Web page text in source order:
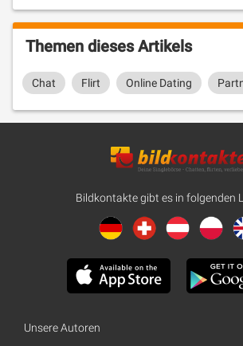
Themen dieses Artikels
Chat Flirt Online Dating
Bildkontakte gibt es in folgenden
Unsere Autoren